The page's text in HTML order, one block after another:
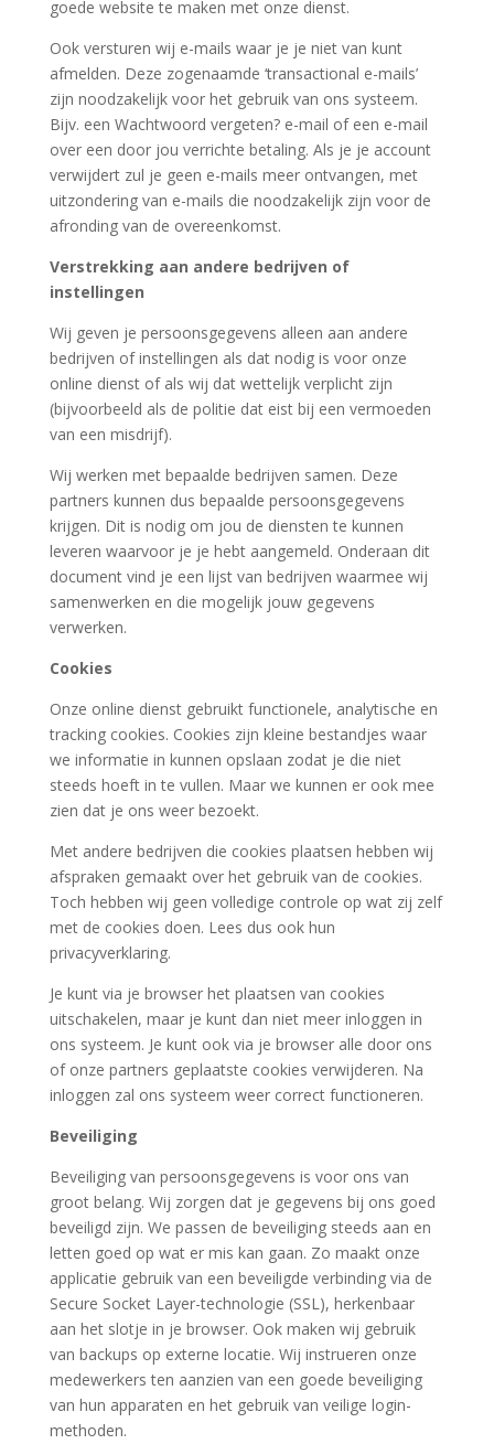
goede website te maken met onze dienst.
Ook versturen wij e-mails waar je je niet van kunt
afmelden. Deze zogenaamde ‘transactional e-mails’
zijn noodzakelijk voor het gebruik van ons systeem.
Bijv. een Wachtwoord vergeten? e-mail of een e-mail
over een door jou verrichte betaling. Als je je account
verwijdert zul je geen e-mails meer ontvangen, met
uitzondering van e-mails die noodzakelijk zijn voor de
afronding van de overeenkomst.
Verstrekking aan andere bedrijven of
instellingen
Wij geven je persoonsgegevens alleen aan andere
bedrijven of instellingen als dat nodig is voor onze
online dienst of als wij dat wettelijk verplicht zijn
(bijvoorbeeld als de politie dat eist bij een vermoeden
van een misdrijf).
Wij werken met bepaalde bedrijven samen. Deze
partners kunnen dus bepaalde persoonsgegevens
krijgen. Dit is nodig om jou de diensten te kunnen
leveren waarvoor je je hebt aangemeld. Onderaan dit
document vind je een lijst van bedrijven waarmee wij
samenwerken en die mogelijk jouw gegevens
verwerken.
Cookies
Onze online dienst gebruikt functionele, analytische en
tracking cookies. Cookies zijn kleine bestandjes waar
we informatie in kunnen opslaan zodat je die niet
steeds hoeft in te vullen. Maar we kunnen er ook mee
zien dat je ons weer bezoekt.
Met andere bedrijven die cookies plaatsen hebben wij
afspraken gemaakt over het gebruik van de cookies.
Toch hebben wij geen volledige controle op wat zij zelf
met de cookies doen. Lees dus ook hun
privacyverklaring.
Je kunt via je browser het plaatsen van cookies
uitschakelen, maar je kunt dan niet meer inloggen in
ons systeem. Je kunt ook via je browser alle door ons
of onze partners geplaatste cookies verwijderen. Na
inloggen zal ons systeem weer correct functioneren.
Beveiliging
Beveiliging van persoonsgegevens is voor ons van
groot belang. Wij zorgen dat je gegevens bij ons goed
beveiligd zijn. We passen de beveiliging steeds aan en
letten goed op wat er mis kan gaan. Zo maakt onze
applicatie gebruik van een beveiligde verbinding via de
Secure Socket Layer-technologie (SSL), herkenbaar
aan het slotje in je browser. Ook maken wij gebruik
van backups op externe locatie. Wij instrueren onze
medewerkers ten aanzien van een goede beveiliging
van hun apparaten en het gebruik van veilige login-
methoden.